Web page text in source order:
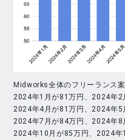
Midworks全体のフリーランス
2024年1月が81万円、2024年2
2024年4月が81万円、2024年5
2024年7月が84万円、2024年8
2024年10月が85万円、2024年